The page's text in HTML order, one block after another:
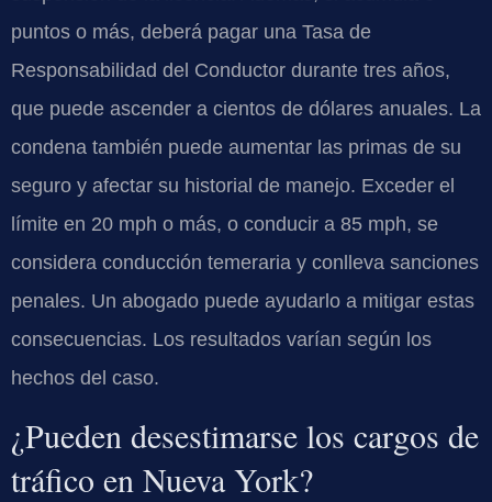
puntos o más, deberá pagar una Tasa de
Responsabilidad del Conductor durante tres años,
que puede ascender a cientos de dólares anuales. La
condena también puede aumentar las primas de su
seguro y afectar su historial de manejo. Exceder el
límite en 20 mph o más, o conducir a 85 mph, se
considera conducción temeraria y conlleva sanciones
penales. Un abogado puede ayudarlo a mitigar estas
consecuencias. Los resultados varían según los
hechos del caso.
¿Pueden desestimarse los cargos de
tráfico en Nueva York?